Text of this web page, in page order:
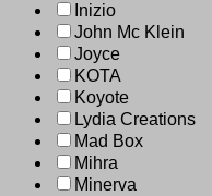
Inizio
John Mc Klein
Joyce
KOTA
Koyote
Lydia Creations
Mad Box
Mihra
Minerva